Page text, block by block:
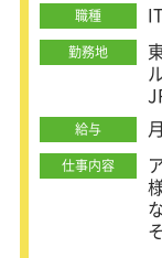
職種
勤務地
給与
仕事内容